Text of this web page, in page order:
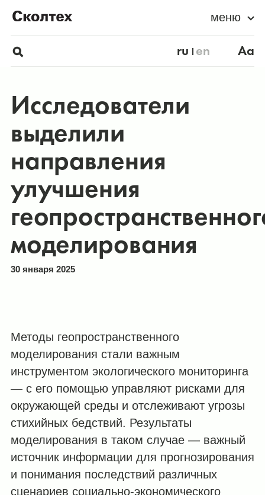
меню
ru en Aa
Исследователи
выделили
направления
улучшения
моделирования
30 января 2025
Методы геопространственного
моделирования стали важным
инструментом экологического мониторинга
— с его помощью управляют рисками для
окружающей среды и отслеживают угрозы
стихийных бедствий. Результаты
моделирования в таком случае — важный
источник информации для прогнозирования
и понимания последствий различных
сценариев социально-экономического